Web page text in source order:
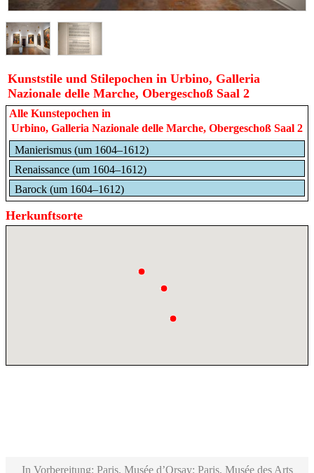
Kunststile und Stilepochen in Urbino, Galleria
Nazionale delle Marche, Obergeschoß Saal 2
Alle Kunstepochen in
Urbino, Galleria Nazionale delle Marche, Obergeschoß Saal 2
Manierismus (um 1604–1612)
Renaissance (um 1604–1612)
Barock (um 1604–1612)
Herkunftsorte
In Vorbereitung: Paris, Musée d’Orsay; Paris, Musée des Arts